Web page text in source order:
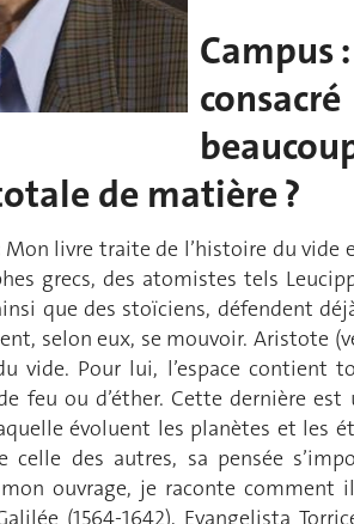
Campus
de matière ?
Mon livre traite de l’histoire du vide
grecs, des atomistes tels
que des stoïciens, défendent
selon eux, se mouvoir. Aristote
vide. Pour lui, l’espace contient
de feu ou d’éther. Cette dernière
évoluent les planètes et les
celle des autres, sa pensée
ouvrage, je raconte
(1564-1642), Evangelista